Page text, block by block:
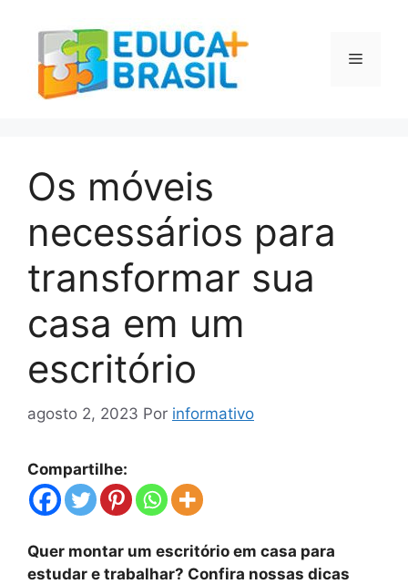
conteúdo
Menu
Os móveis
necessários para
transformar sua
casa em um
escritório
agosto 2, 2023 Por informativo
Compartilhe:
Quer montar um escritório em casa para
estudar e trabalhar? Confira nossas dicas